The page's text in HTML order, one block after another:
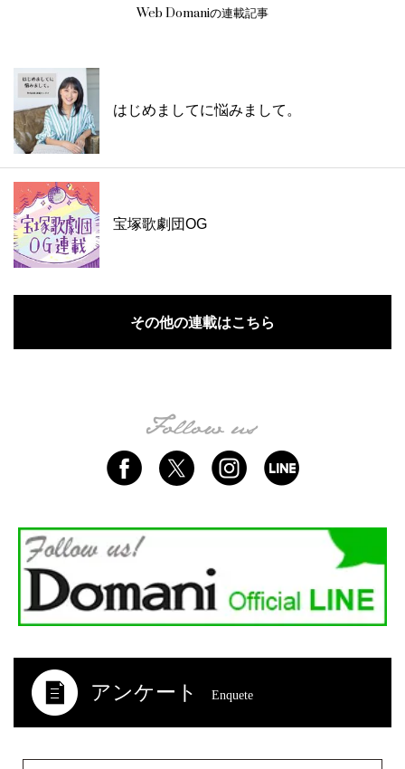
Web Domaniの連載記事
はじめましてに悩みまして。
宝塚歌劇団OG
その他の連載はこちら
アンケート Enquete